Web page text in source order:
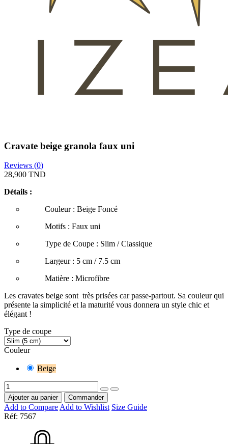
Cravate beige granola faux uni
Reviews (0)
28,900 TND
Détails :
Couleur : Beige Foncé
Motifs : Faux uni
Type de Coupe : Slim / Classique
Largeur : 5 cm / 7.5 cm
Matière : Microfibre
Les cravates beige sont très prisées car passe-partout. Sa couleur qui
présente la simplicité et la maturité vous donnera un style chic et
élégant !
Type de coupe
Couleur
Beige
Ajouter au panier Commander
Add to CompareAdd to Wishlist Size Guide
Réf: 7567